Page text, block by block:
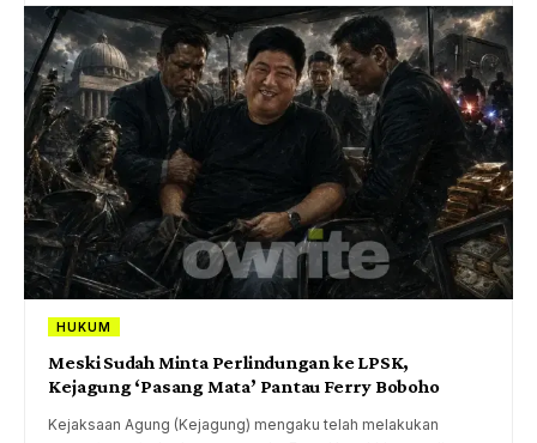
HUKUM
Meski Sudah Minta Perlindungan ke LPSK,
Kejagung ‘Pasang Mata’ Pantau Ferry Boboho
Kejaksaan Agung (Kejagung) mengaku telah melakukan